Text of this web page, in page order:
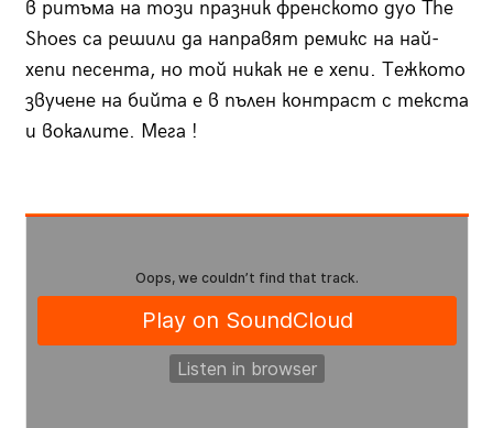
в ритъма на този празник френското дуо The
Shoes са решили да направят ремикс на най-
хепи песента, но той никак не е хепи. Тежкото
звучене на бийта е в пълен контраст с текста
и вокалите. Мега !